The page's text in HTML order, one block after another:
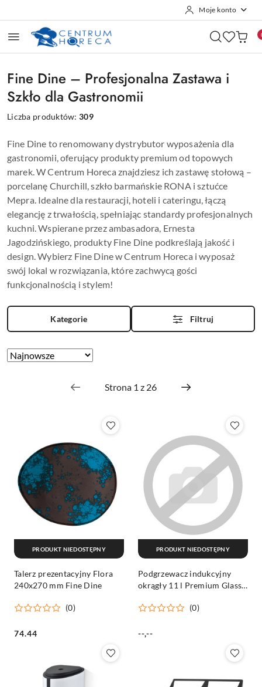
Moje konto
Fine Dine – Profesjonalna Zastawa i
Szkło dla Gastronomii
Liczba produktów:309
Fine Dine to renomowany dystrybutor wyposażenia dla
gastronomii, oferujący produkty premium od topowych
marek. W Centrum Horeca znajdziesz ich zastawę stołową –
porcelanę Churchill, szkło barmańskie RONA i sztućce
Mepra. Idealne dla restauracji, hoteli i cateringu, łączą
elegancję z trwałością, spełniając standardy profesjonalnych
kuchni. Wspierane przez ambasadora, Ernesta
Jagodzińskiego, produkty Fine Dine podkreślają jakość i
design. Wybierz Fine Dine w Centrum Horeca i wyposaż
swój lokal w rozwiązania, które zachwycą gości
funkcjonalnością i stylem!
Kategorie Filtruj
Zastosowano
Sortuj
Talerz prezentacyjny Flora
240x270 mm Fine Dine
(0)
Cena:
74.44
PRODUKT NIEDOSTĘPNY
Podgrzewacz indukcyjny
okrągły 11 l Premium Glass
Dine
(0)
Cena:
--,--
PRODUKT NIEDOSTĘPNY